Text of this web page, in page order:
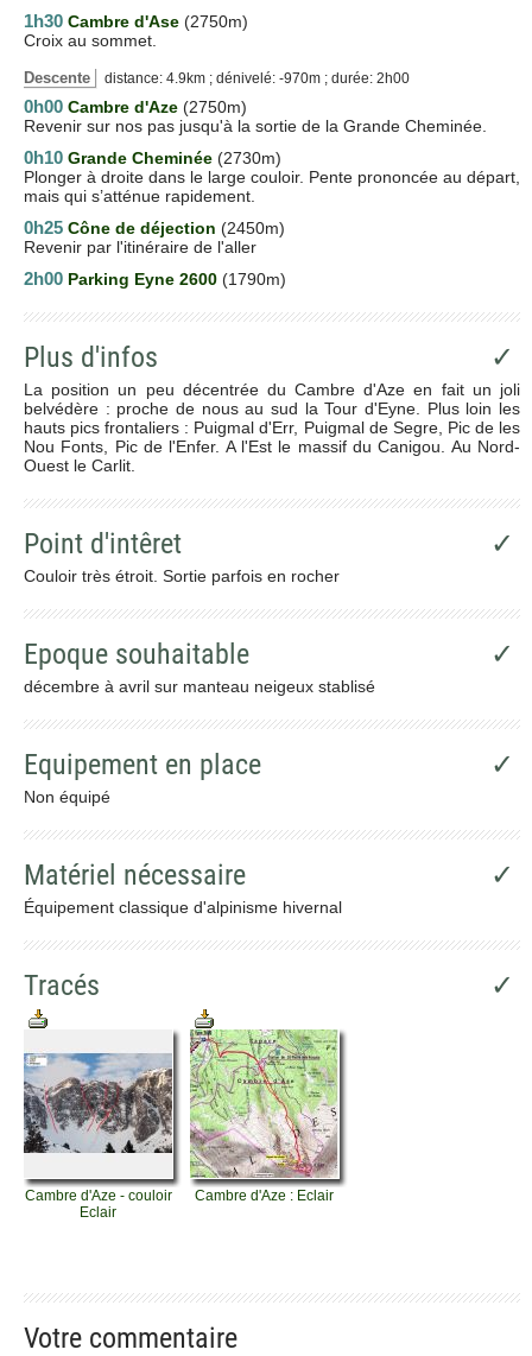
1h30 Cambre d'Ase (2750m)
Croix au sommet.
Descente distance: 4.9km ; dénivelé: -970m ; durée: 2h00
0h00 Cambre d'Aze (2750m)
Revenir sur nos pas jusqu'à la sortie de la Grande Cheminée.
0h10 Grande Cheminée (2730m)
Plonger à droite dans le large couloir. Pente prononcée au départ,
mais qui s’atténue rapidement.
0h25 Cône de déjection (2450m)
Revenir par l'itinéraire de l'aller
2h00 Parking Eyne 2600 (1790m)
Plus d'infos ✓
La position un peu décentrée du Cambre d'Aze en fait un joli
belvédère : proche de nous au sud la Tour d'Eyne. Plus loin les
hauts pics frontaliers : Puigmal d'Err, Puigmal de Segre, Pic de les
Nou Fonts, Pic de l'Enfer. A l'Est le massif du Canigou. Au Nord-
Ouest le Carlit.
Point d'intêret ✓
Couloir très étroit. Sortie parfois en rocher
Epoque souhaitable ✓
décembre à avril sur manteau neigeux stablisé
Equipement en place ✓
Non équipé
Matériel nécessaire ✓
Équipement classique d'alpinisme hivernal
Tracés ✓
Cambre d'Aze - couloir
Eclair
Cambre d'Aze : Eclair
Votre commentaire